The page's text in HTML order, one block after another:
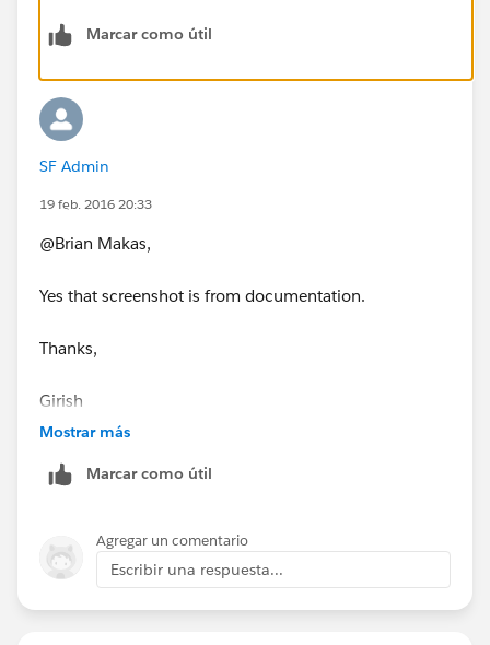
Marcar como útil
SF Admin
19 feb. 2016 20:33
@Brian Makas,
Yes that screenshot is from documentation.
Thanks,
Girish
Mostrar más
Marcar como útil
Agregar un comentario
Escribir una respuesta...